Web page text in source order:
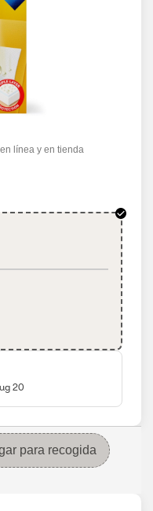
línea y en tienda
20
para recogida